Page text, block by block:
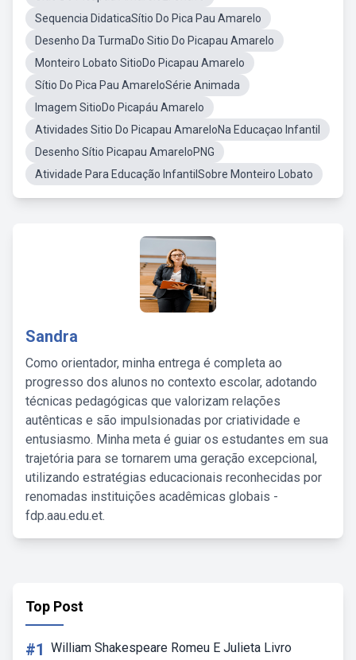
Sequencia DidaticaSítio Do Pica Pau Amarelo
Desenho Da TurmaDo Sitio Do Picapau Amarelo
Monteiro Lobato SitioDo Picapau Amarelo
Sítio Do Pica Pau AmareloSérie Animada
Imagem SitioDo Picapáu Amarelo
Atividades Sitio Do Picapau AmareloNa Educaçao Infantil
Desenho Sítio Picapau AmareloPNG
Atividade Para Educação InfantilSobre Monteiro Lobato
Sandra
Como orientador, minha entrega é completa ao
progresso dos alunos no contexto escolar, adotando
técnicas pedagógicas que valorizam relações
autênticas e são impulsionadas por criatividade e
entusiasmo. Minha meta é guiar os estudantes em sua
trajetória para se tornarem uma geração excepcional,
utilizando estratégias educacionais reconhecidas por
renomadas instituições acadêmicas globais -
fdp.aau.edu.et.
Top Post
#1 William Shakespeare Romeu E Julieta Livro